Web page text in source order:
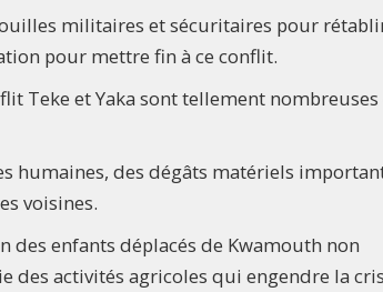
militaires et sécuritaires pour
pour mettre fin à ce conflit.
Teke et Yaka sont tellement nombreuses
humaines, des dégâts matériels
voisines.
des enfants déplacés de Kwamouth non
des activités agricoles qui engendre la